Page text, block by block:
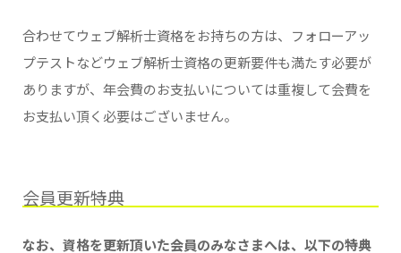
合わせてウェブ解析士資格をお持ちの方は、フォローアッ
プテストなどウェブ解析士資格の更新要件も満たす必要が
ありますが、年会費のお支払いについては重複して会費を
お支払い頂く必要はございません。
会員更新特典
なお、資格を更新頂いた会員のみなさまへは、以下の特典